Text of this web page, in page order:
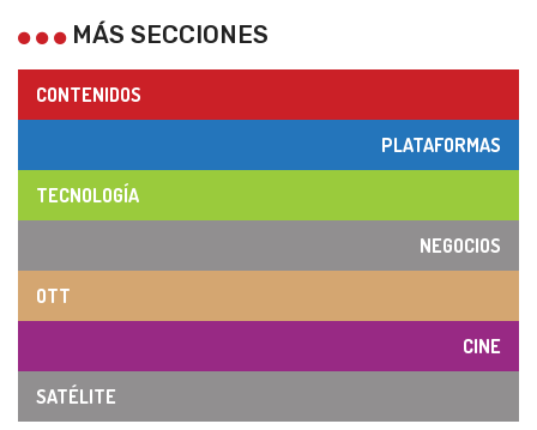
MÁS SECCIONES
CONTENIDOS
PLATAFORMAS
TECNOLOGÍA
NEGOCIOS
OTT
CINE
SATÉLITE